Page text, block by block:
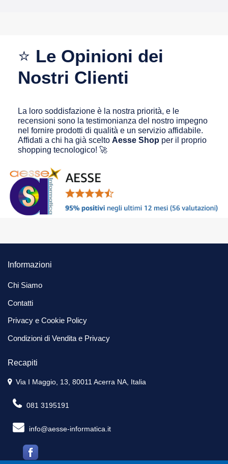
⭐ Le Opinioni dei
Nostri Clienti
La loro soddisfazione è la nostra priorità, e le
recensioni sono la testimonianza del nostro impegno
nel fornire prodotti di qualità e un servizio affidabile.
Affidati a chi ha già scelto Aesse Shop per il proprio
shopping tecnologico! 🚀
Informazioni
Chi Siamo
Contatti
Privacy e Cookie Policy
Condizioni di Vendita e Privacy
Recapiti
Via I Maggio, 13, 80011 Acerra NA, Italia
081 3195191
info@aesse-informatica.it